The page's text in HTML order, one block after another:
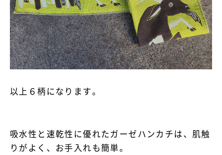
以上６柄になります。
吸水性と速乾性に優れたガーゼハンカチは、肌触
りがよく、お手入れも簡単。